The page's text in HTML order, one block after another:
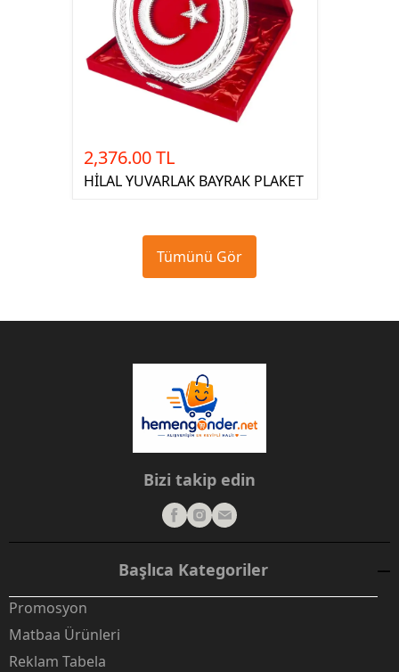
2,376.00 TL
HİLAL YUVARLAK BAYRAK PLAKET
Tümünü Gör
Bizi takip edin
Başlıca Kategoriler
Promosyon
Matbaa Ürünleri
Reklam Tabela